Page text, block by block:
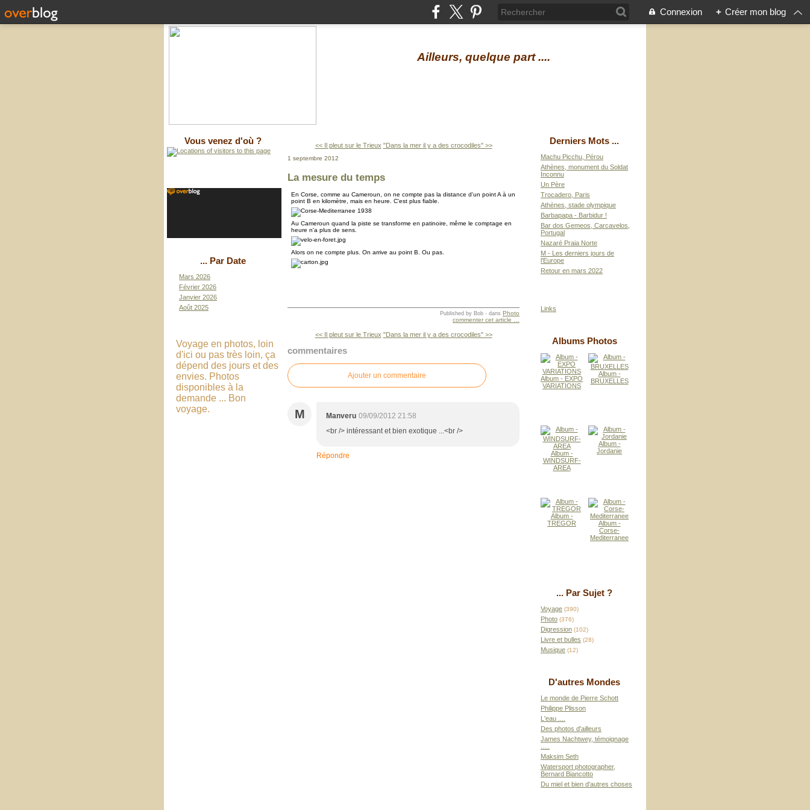
Connexion + Créer mon blog
Ailleurs, quelque part ....
Vous venez d'où ?
... Par Date
Mars 2026
Février 2026
Janvier 2026
Août 2025
Voyage en photos, loin
d'ici ou pas très loin, ça
dépend des jours et des
envies. Photos
disponibles à la
demande ... Bon
voyage.
<< Il pleut sur le Trieux "Dans la mer il y a des crocodiles" >>
1 septembre 2012
La mesure du temps
En Corse, comme au Cameroun, on ne compte pas la distance d'un point A à un
point B en kilomètre, mais en heure. C'est plus fiable.
Au Cameroun quand la piste se transforme en patinoire, même le comptage en
heure n'a plus de sens.
Alors on ne compte plus. On arrive au point B. Ou pas.
Published by Bob - dans Photo
commenter cet article
<< Il pleut sur le Trieux "Dans la mer il y a des crocodiles" >>
commentaires
Ajouter un commentaire
M Manveru 09/09/2012 21:58
<br /> intéressant et bien exotique ...<br />
Répondre
Derniers Mots ...
Machu Picchu, Pérou
Athènes, monument du Soldat
Inconnu
Un Père
Trocadero, Paris
Athènes, stade olympique
Barbapapa - Barbidur !
Bar dos Gemeos, Carcavelos,
Portugal
Nazaré Praia Norte
M - Les derniers jours de
l'Europe
Retour en mars 2022
Links
Albums Photos
Album - EXPO
VARIATIONS
Album -
BRUXELLES
Album -
WINDSURF-
AREA
Album -
Jordanie
Album -
TREGOR
Album -
Corse-
Mediterranee
... Par Sujet ?
Voyage (390)
Photo (376)
Digression (102)
Livre et bulles (28)
Musique (12)
D'autres Mondes
Le monde de Pierre Schott
Philippe Plisson
L'eau ....
Des photos d'ailleurs
James Nachtwey, témoignage
Maksim Seth
Watersport photographer,
Bernard Biancotto
Du miel et bien d'autres choses